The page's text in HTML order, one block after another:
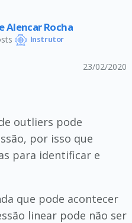
Alencar Rocha
Instrutor
23/02/2020
outliers pode
por isso que
para identificar e
que pode acontecer
linear pode não ser